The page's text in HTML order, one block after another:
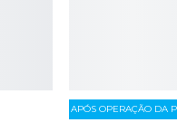
APÓS OPERAÇÃO DA